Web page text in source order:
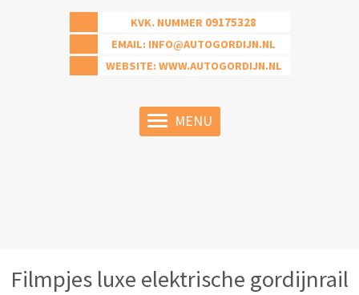
KVK. NUMMER 09175328
EMAIL: INFO@AUTOGORDIJN.NL
WEBSITE: WWW.AUTOGORDIJN.NL
MENU
Filmpjes luxe elektrische gordijnrail